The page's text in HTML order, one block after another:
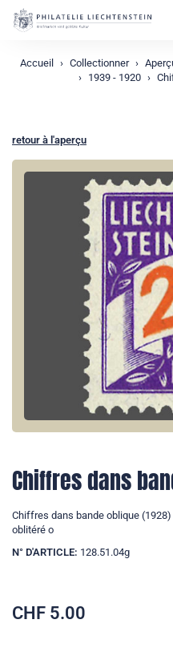
Accueil Collectionner
1939 - 1920
retour à l'aperçu
Chiffres dans
Chiffres dans bande oblique
oblitéré o
N° D'ARTICLE: 128.51.04g
CHF 5.00